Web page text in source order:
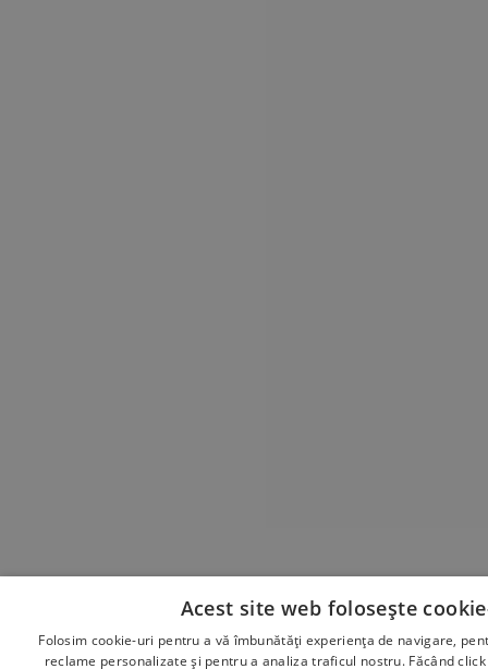
Acest site web folosește
Folosim cookie-uri pentru a vă îmbunătăți experiența de navigare,
reclame personalizate și pentru a analiza traficul nostru. Făcând